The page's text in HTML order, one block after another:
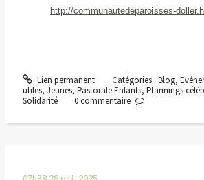
http://communautedeparoisses-
Lien permanent Catégories : Blog,
utiles, Jeunes, Pastorale Enfants, Plannings
Solidarité
0commentaire